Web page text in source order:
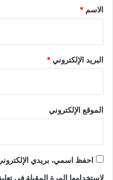
*
الاسم *
البريد الإلكتروني*
الموقع الإلكتروني
احفظ اسمي، بريدي
لاستخدامها المرة المقبلة في